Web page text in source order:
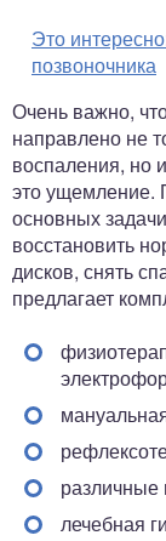
Это
позвоночника
Очень важно,
направлено не
воспаления, но
это ущемление.
основных
восстановить
дисков, снять
предлагает
различные
лечебная